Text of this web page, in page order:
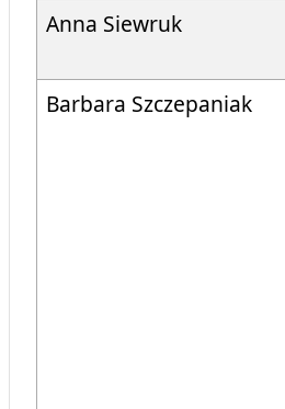
Anna Siewruk
Barbara Szczepaniak